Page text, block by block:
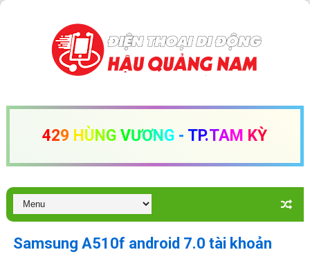
429 H ÙN G VƯƠN G - TP.TAM KỲ
Samsung A510f android 7.0 tài khoản